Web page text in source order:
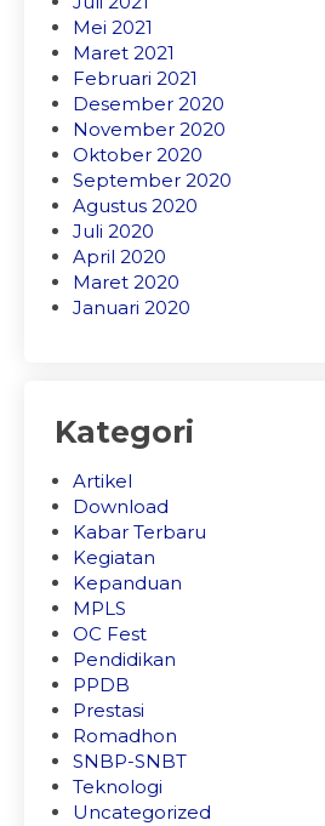
Mei 2021
Maret 2021
Februari 2021
Desember 2020
November 2020
Oktober 2020
September 2020
Agustus 2020
Juli 2020
April 2020
Maret 2020
Januari 2020
Kategori
Artikel
Download
Kabar Terbaru
Kegiatan
Kepanduan
MPLS
OC Fest
Pendidikan
PPDB
Prestasi
Romadhon
SNBP-SNBT
Teknologi
Uncategorized